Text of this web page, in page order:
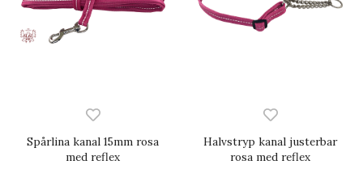
Spårlina kanal 15mm rosa
med reflex
Halvstryp kanal justerbar
rosa med reflex